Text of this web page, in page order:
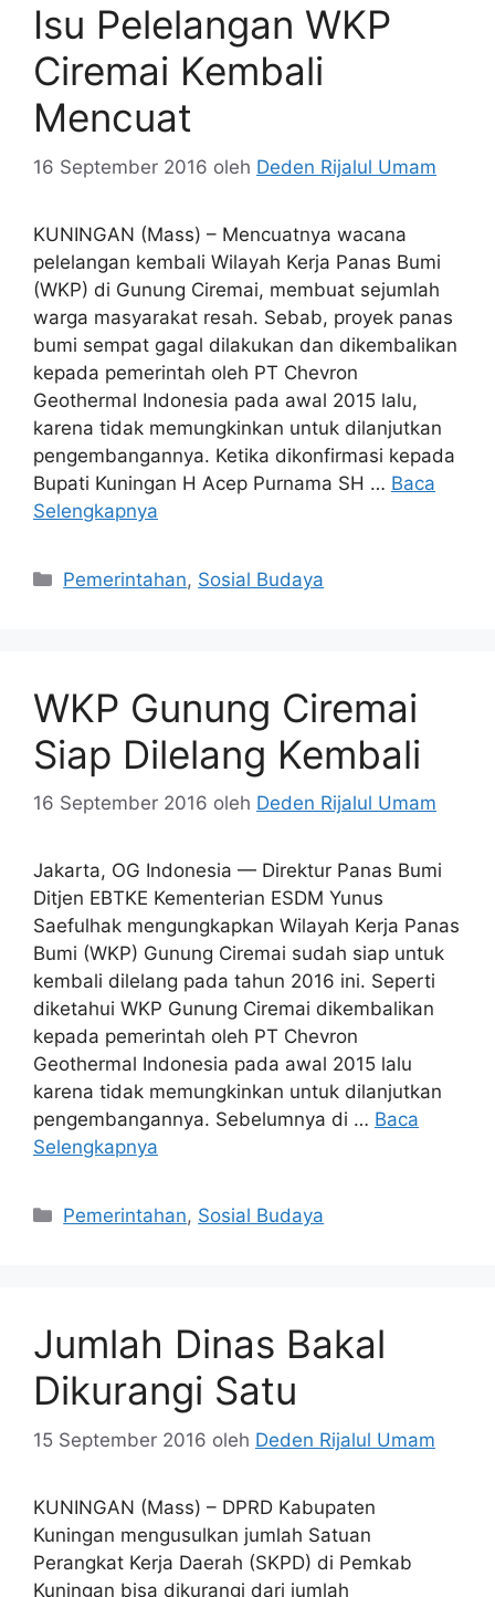
Isu Pelelangan WKP
Ciremai Kembali
Mencuat
16 September 2016 oleh Deden Rijalul Umam
KUNINGAN (Mass) – Mencuatnya wacana
pelelangan kembali Wilayah Kerja Panas Bumi
(WKP) di Gunung Ciremai, membuat sejumlah
warga masyarakat resah. Sebab, proyek panas
bumi sempat gagal dilakukan dan dikembalikan
kepada pemerintah oleh PT Chevron
Geothermal Indonesia pada awal 2015 lalu,
karena tidak memungkinkan untuk dilanjutkan
pengembangannya. Ketika dikonfirmasi kepada
Bupati Kuningan H Acep Purnama SH … Baca
Selengkapnya
Kategori
Pemerintahan, Sosial Budaya
WKP Gunung Ciremai
Siap Dilelang Kembali
16 September 2016 oleh Deden Rijalul Umam
Jakarta, OG Indonesia — Direktur Panas Bumi
Ditjen EBTKE Kementerian ESDM Yunus
Saefulhak mengungkapkan Wilayah Kerja Panas
Bumi (WKP) Gunung Ciremai sudah siap untuk
kembali dilelang pada tahun 2016 ini. Seperti
diketahui WKP Gunung Ciremai dikembalikan
kepada pemerintah oleh PT Chevron
Geothermal Indonesia pada awal 2015 lalu
karena tidak memungkinkan untuk dilanjutkan
pengembangannya. Sebelumnya di … Baca
Selengkapnya
Kategori
Pemerintahan, Sosial Budaya
Jumlah Dinas Bakal
Dikurangi Satu
15 September 2016 oleh Deden Rijalul Umam
KUNINGAN (Mass) – DPRD Kabupaten
Kuningan mengusulkan jumlah Satuan
Perangkat Kerja Daerah (SKPD) di Pemkab
Kuningan bisa dikurangi dari jumlah